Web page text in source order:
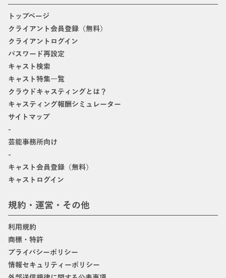
トップページ
クライアント会員登録（無料）
クライアントログイン
パスワード再設定
キャスト検索
キャスト特集一覧
クラウドキャスティングとは？
キャスティング報酬シミュレーター
サイトマップ
-
芸能事務所向け
-
キャスト会員登録（無料）
キャストログイン
規約・運営・その他
利用規約
商標・特許
プライバシーポリシー
情報セキュリティーポリシー